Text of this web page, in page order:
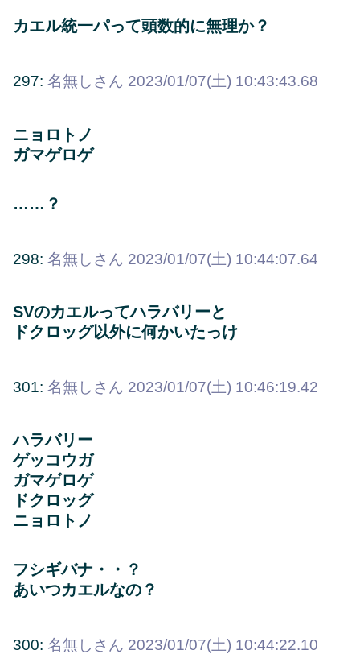
カエル統一パって頭数的に無理か？
297: 名無しさん 2023/01/07(土) 10:43:43.68
ニョロトノ
ガマゲロゲ
……？
298: 名無しさん 2023/01/07(土) 10:44:07.64
SVのカエルってハラバリーと
ドクロッグ以外に何かいたっけ
301: 名無しさん 2023/01/07(土) 10:46:19.42
ハラバリー
ゲッコウガ
ガマゲロゲ
ドクロッグ
ニョロトノ
フシギバナ・・？
あいつカエルなの？
300: 名無しさん 2023/01/07(土) 10:44:22.10